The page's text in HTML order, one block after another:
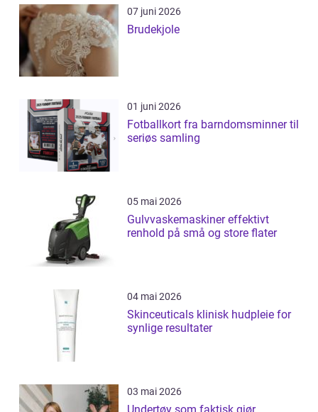
07 juni 2026
Brudekjole
01 juni 2026
Fotballkort fra barndomsminner til
seriøs samling
05 mai 2026
Gulvvaskemaskiner effektivt
renhold på små og store flater
04 mai 2026
Skinceuticals klinisk hudpleie for
synlige resultater
03 mai 2026